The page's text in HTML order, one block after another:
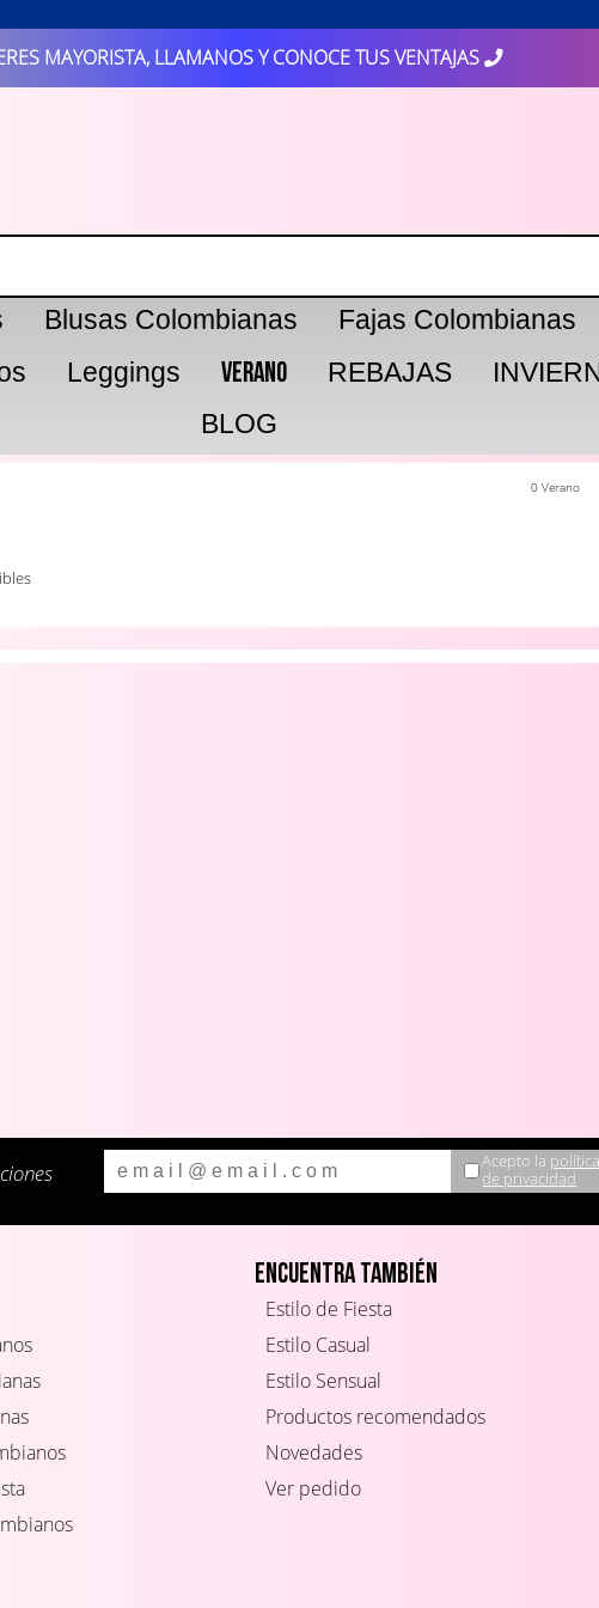
MAYORISTA, LLAMANOS Y CONOCE TUS VENTAJAS
Blusas Colombianas Fajas Colombianas
Leggings Verano REBAJAS
BLOG
0 Verano
Acepto la política
de privacidad
Encuentra también
Estilo de Fiesta
Estilo Casual
Estilo Sensual
Productos recomendados
Novedades
Ver pedido